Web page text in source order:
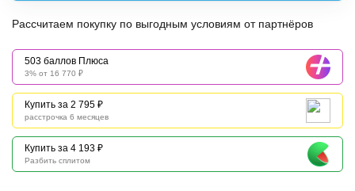
Рассчитаем покупку по выгодным условиям от партнёров
503 баллов Плюса
3% от 16 770 ₽
Купить за 2 795 ₽
расстрочка 6 месяцев
Купить за 4 193 ₽
Разбить сплитом